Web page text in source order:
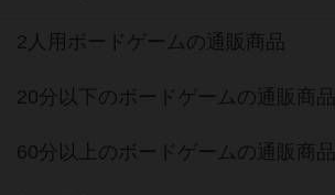
2人用ボードゲームの通販商品
20分以下のボードゲームの通販商品
60分以上のボードゲームの通販商品